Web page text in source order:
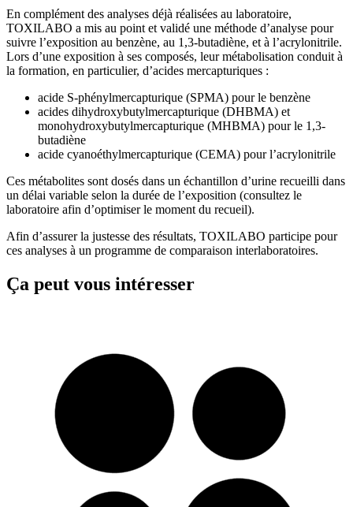
En complément des analyses déjà réalisées au laboratoire,
TOXILABO a mis au point et validé une méthode d’analyse pour
suivre l’exposition au benzène, au 1,3-butadiène, et à l’acrylonitrile.
Lors d’une exposition à ses composés, leur métabolisation conduit à
la formation, en particulier, d’acides mercapturiques :
acide S-phénylmercapturique (SPMA) pour le benzène
acides dihydroxybutylmercapturique (DHBMA) et
monohydroxybutylmercapturique (MHBMA) pour le 1,3-
butadiène
acide cyanoéthylmercapturique (CEMA) pour l’acrylonitrile
Ces métabolites sont dosés dans un échantillon d’urine recueilli dans
un délai variable selon la durée de l’exposition (consultez le
laboratoire afin d’optimiser le moment du recueil).
Afin d’assurer la justesse des résultats, TOXILABO participe pour
ces analyses à un programme de comparaison interlaboratoires.
Ça peut vous intéresser